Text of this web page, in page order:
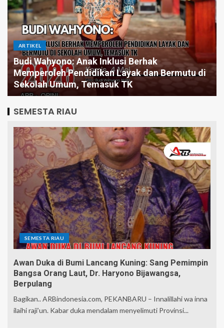
ARTIKEL
Budi Wahyono: Anak Inklusi Berhak
Memperoleh Pendidikan Layak dan Bermutu di
Sekolah Umum, Temasuk TK
SEMESTA RIAU
SEMESTA RIAU
Awan Duka di Bumi Lancang Kuning: Sang Pemimpin
Bangsa Orang Laut, Dr. Haryono Bijawangsa,
Berpulang
Bagikan.. ARBindonesia.com, PEKANBARU – Innalillahi wa inna
ilaihi raji’un. Kabar duka mendalam menyelimuti Provinsi...